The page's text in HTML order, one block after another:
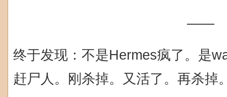
——
终于发现：不是Hermes疯了。是
赶尸人。刚杀掉。又活了。再杀掉